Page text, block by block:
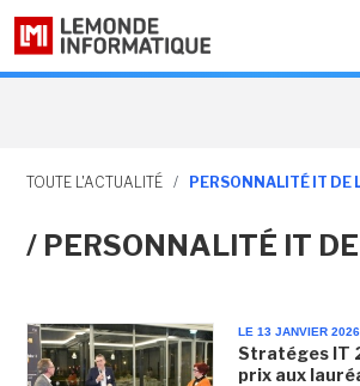
TOUTE L'ACTUALITÉ / PERSONNALITÉ IT DE
/ PERSONNALITÉ IT
LE 13 JANVIER 2026
Stratéges IT
prix aux